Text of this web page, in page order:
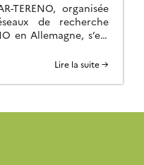
TERENO, organisée
de recherche
en Allemagne, s’est
les éditions
un beau succès
Lire la suite →